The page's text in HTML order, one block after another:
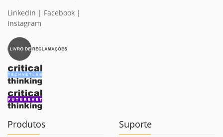
LinkedIn | Facebook |
Instagram
Produtos Suporte